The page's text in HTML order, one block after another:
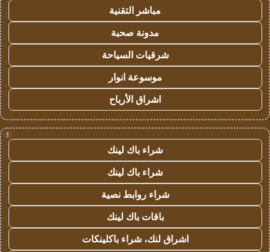
مباشر التقنية
مدونة صحبة
شرقيات السياحة
موسوعة انوار
اشراق الأرباح
!
شراء باك لينك
شراء باك لينك
شراء روابط نصية
باقات باك لينك
اشراق لنك، شراء باكلينكات